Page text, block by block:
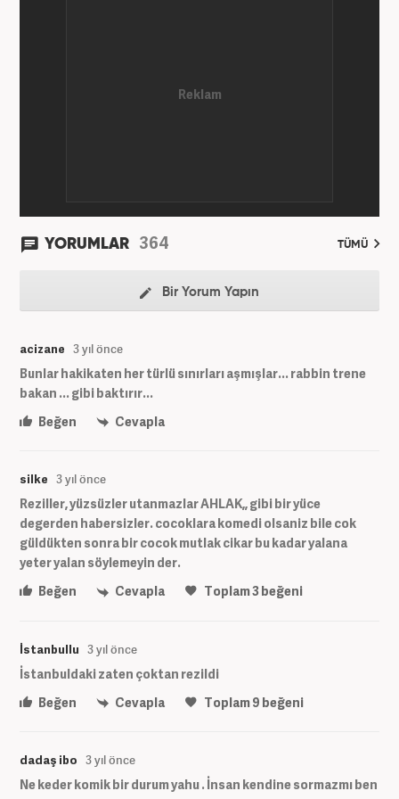
YORUMLAR 364 TÜMÜ
Bir Yorum Yapın
acizane 3 yıl önce
Bunlar hakikaten her türlü sınırları aşmışlar... rabbin trene
bakan ... gibi baktırır...
Beğen
Cevapla
silke 3 yıl önce
Reziller, yüzsüzler utanmazlar AHLAK,, gibi bir yüce
degerden habersizler. cocoklara komedi olsaniz bile cok
güldükten sonra bir cocok mutlak cikar bu kadar yalana
yeter yalan söylemeyin der.
Beğen
Cevapla Toplam3beğeni
İstanbullu 3 yıl önce
İstanbuldaki zaten çoktan rezildi
Beğen
Cevapla Toplam9 beğeni
dadaş ibo 3 yıl önce
Ne keder komik bir durum yahu . İnsan kendine sormazmı ben